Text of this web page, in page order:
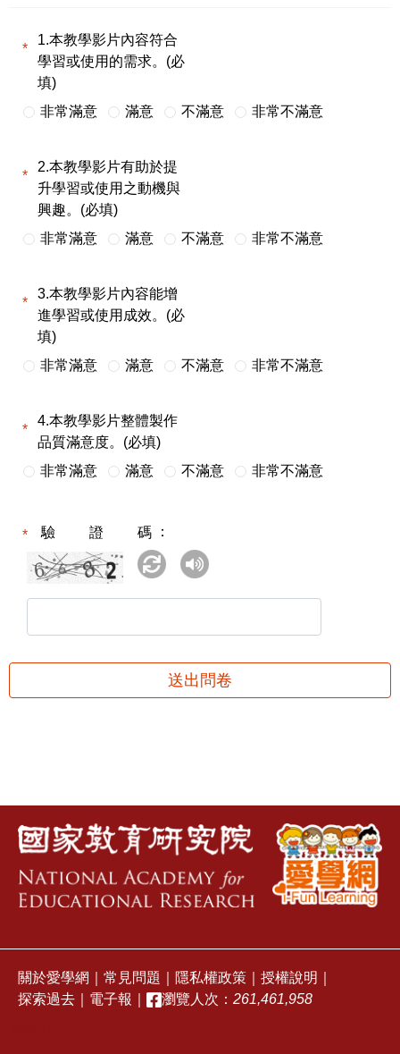
1.本教學影片內容符合
學習或使用的需求。(必
填)
非常滿意
滿意 不滿意 非常不滿意
2.本教學影片有助於提
升學習或使用之動機與
興趣。(必填)
非常滿意
滿意 不滿意 非常不滿意
3.本教學影片內容能增
進學習或使用成效。(必
填)
非常滿意
滿意 不滿意 非常不滿意
4.本教學影片整體製作
品質滿意度。(必填)
非常滿意
滿意 不滿意 非常不滿意
驗證碼
送出問卷
關於愛學網 常見問題 隱私權政策 授權說明
探索過去
電子報 瀏覽人次： 261,461,958